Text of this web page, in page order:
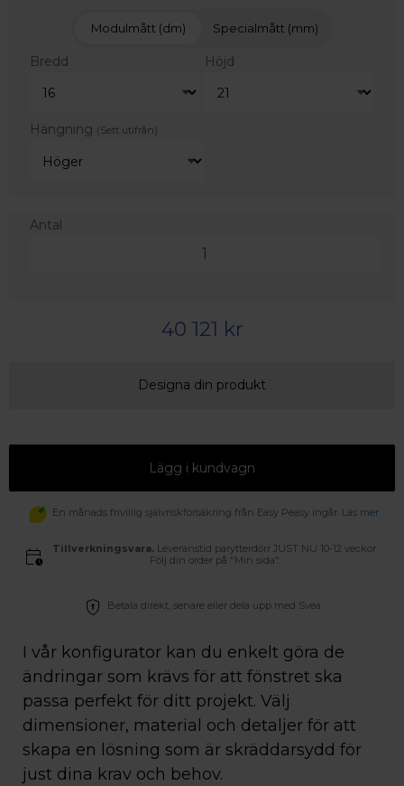
Modulmått (dm) Specialmått (mm)
Bredd Höjd
Hängning (Sett utifrån)
Antal
40 121 kr
Designa din produkt
Lägg i kundvagn
En månads frivillig självriskförsäkring från Easy Peasy ingår. Läs mer
Tillverkningsvara. Leveranstid parytterdörr JUST NU 10-12 veckor.
Följ din order på "Min sida".
Betala direkt, senare eller dela upp med Svea.
I vår konfigurator kan du enkelt göra de
ändringar som krävs för att fönstret ska
passa perfekt för ditt projekt. Välj
dimensioner, material och detaljer för att
skapa en lösning som är skräddarsydd för
just dina krav och behov.